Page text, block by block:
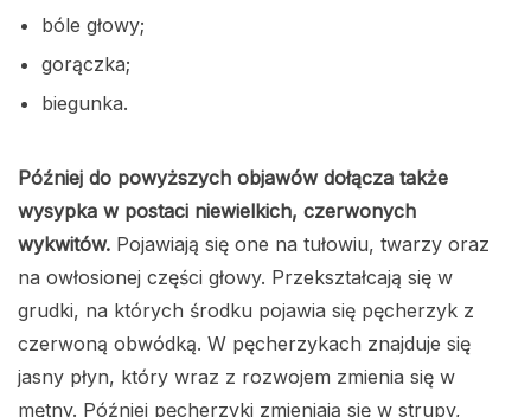
bóle głowy;
gorączka;
biegunka.
Później do powyższych objawów dołącza także
wysypka w postaci niewielkich, czerwonych
wykwitów. Pojawiają się one na tułowiu, twarzy oraz
na owłosionej części głowy. Przekształcają się w
grudki, na których środku pojawia się pęcherzyk z
czerwoną obwódką. W pęcherzykach znajduje się
jasny płyn, który wraz z rozwojem zmienia się w
mętny. Później pęcherzyki zmieniają się w strupy,